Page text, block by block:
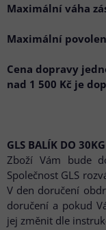
Maximální váha
Maximální
Cena dopravy
nad 1 500 Kč je
GLS BALÍK DO 30KG
Zboží Vám bude
Společnost GLS
V den doručení
doručení a pokud
jej změnit dle